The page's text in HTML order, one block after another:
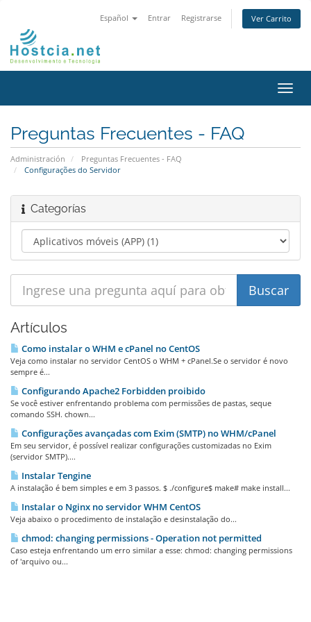
Español Entrar Registrarse Ver Carrito
Preguntas Frecuentes - FAQ
Administración
Preguntas Frecuentes - FAQ
Configurações do Servidor
Categorías
Artículos
Como instalar o WHM e cPanel no CentOS
Veja como instalar no servidor CentOS o WHM + cPanel.Se o servidor é novo
sempre é...
Configurando Apache2 Forbidden proibido
Se você estiver enfrentando problema com permissões de pastas, seque
comando SSH. chown...
Configurações avançadas com Exim (SMTP) no WHM/cPanel
Em seu servidor, é possível realizar configurações customizadas no Exim
(servidor SMTP)....
Instalar Tengine
A instalação é bem simples e em 3 passos. $ ./configure$ make# make install...
Instalar o Nginx no servidor WHM CentOS
Veja abaixo o procedimento de instalação e desinstalação do...
chmod: changing permissions - Operation not permitted
Caso esteja enfrentando um erro similar a esse: chmod: changing permissions
of 'arquivo ou...